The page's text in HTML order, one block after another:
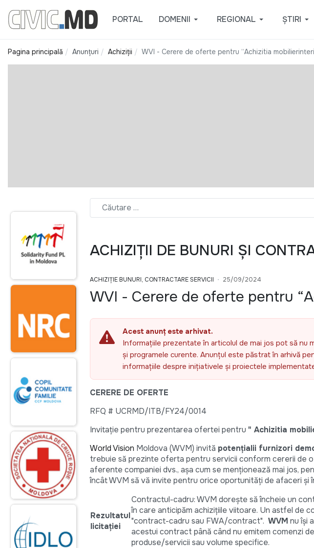
PORTAL DOMENII REGIONAL ȘTIRI
Pagina principală Anunțuri Achiziții WVI - Cerere de oferte pentru “Achizitia
ACHIZIȚII DE BUNURI ȘI
ACHIZIȚIE BUNURI, CONTRACTARE SERVICII 25/09/2024
WVI - Cerere de oferte pentru
Acest anunț este arhivat.
Informațiile prezentate în articolul de mai jos pot să nu
și programele curente. Anunțul este păstrat în arhivă
informațiile despre inițiativele și proiectele
CERERE DE OFERTE
RFQ # UCRMD/ITB/FY24/0014
Invitație pentru prezentarea ofertei pentru " Achizitia
World Vision Moldova (WVM) invită potențialii furnizori de
trebuie să prezinte oferta pentru servicii conform cererii de
aferente companiei dvs., așa cum se menționează mai jos,
încât WVM să vă invite pentru orice oportunități de afaceri și
Rezultatul
licitației
Contractul-cadru: WVM dorește să încheie un
în care anticipăm achizițiile viitoare. Un astfel de
"contract-cadru sau FWA/contract". WVM nu își
acestui contract până când nu emitem comenzi
produse/servicii sau volume specifice.